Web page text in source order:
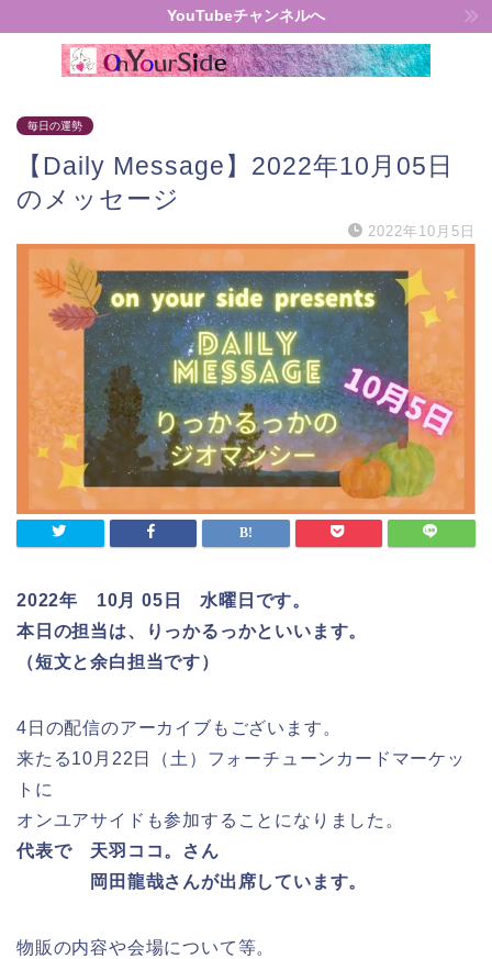
YouTubeチャンネルへ
毎日の運勢
【Daily Message】2022年10月05日
のメッセージ
2022年10月5日
2022年 10月 05日 水曜日です。
本日の担当は、りっかるっかといいます。
（短文と余白担当です）
4日の配信のアーカイブもございます。
来たる10月22日（土）フォーチューンカードマーケッ
トに
オンユアサイドも参加することになりました。
代表で 天羽ココ。さん
岡田龍哉さんが出席しています。
物販の内容や会場について等。